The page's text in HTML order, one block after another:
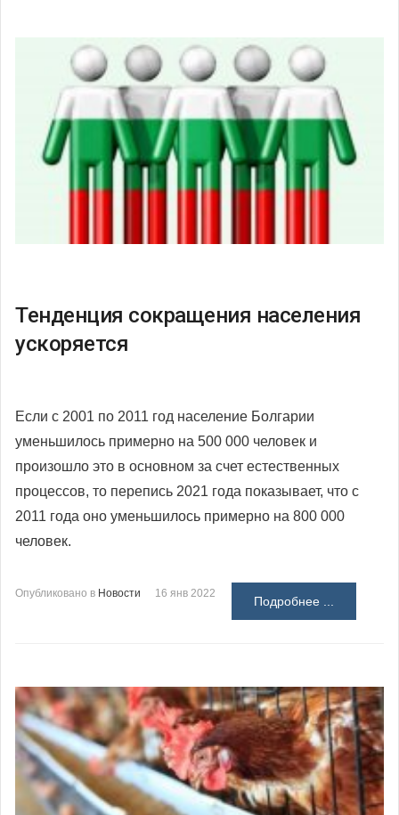
Тенденция сокращения населения
ускоряется
Если с 2001 по 2011 год население Болгарии
уменьшилось примерно на 500 000 человек и
произошло это в основном за счет естественных
процессов, то перепись 2021 года показывает, что с
2011 года оно уменьшилось примерно на 800 000
человек.
Опубликовано в Новости 16 янв 2022
Подробнее ...